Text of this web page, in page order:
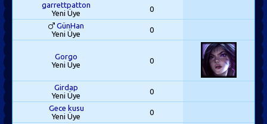
garrettpatton
Yeni Üye
0
GünHan
Yeni Üye
0
Gorgo
Yeni Üye
0
Girdap
Yeni Üye
0
Gece kusu
Yeni Üye
0